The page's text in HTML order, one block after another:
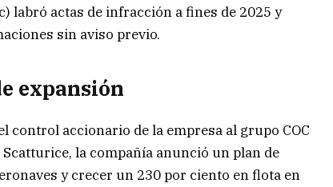
labró actas de infracción a fines de 2025 y
sin aviso previo.
expansión
control accionario de la empresa al grupo COC
la compañía anunció un plan de
y crecer un 230 por ciento en flota en